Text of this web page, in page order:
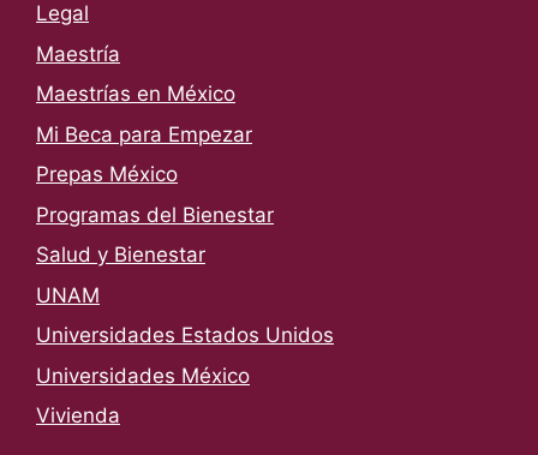
Legal
Maestría
Maestrías en México
Mi Beca para Empezar
Prepas México
Programas del Bienestar
Salud y Bienestar
UNAM
Universidades Estados Unidos
Universidades México
Vivienda